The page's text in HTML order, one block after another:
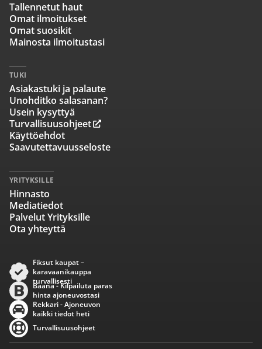
Tallennetut haut
Omat ilmoitukset
Omat suosikit
Mainosta ilmoitustasi
TUKI
Asiakastuki ja palaute
Unohditko salasanan?
Usein kysyttyä
Turvallisuusohjeet
Käyttöehdot
Saavutettavuusseloste
YRITYKSILLE
Hinnasto
Mediatiedot
Palvelut Yrityksille
Ota yhteyttä
Fiksut kaupat –
karavaanikauppa
turvallisesti
Baana - Kilpailuta paras
hinta ajoneuvostasi
Rekkari - Ajoneuvon
kaikki tiedot heti
Turvallisuusohjeet